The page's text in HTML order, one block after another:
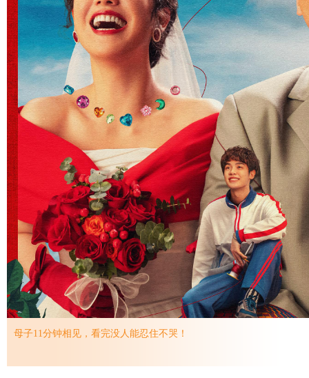
母子11分钟相见，看完没人能忍住不哭！